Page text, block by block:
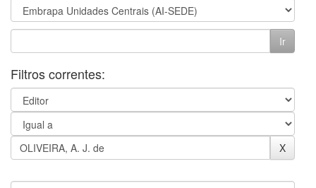
Filtros correntes: